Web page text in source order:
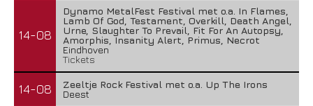
14-08
Dynamo MetalFest Festival met o.a. In Flames,
Lamb Of God, Testament, Overkill, Death Angel,
Urne, Slaughter To Prevail, Fit For An Autopsy,
Amorphis, Insanity Alert, Primus, Necrot
Eindhoven
Tickets
14-08
Zeeltje Rock Festival met o.a. Up The Irons
Deest